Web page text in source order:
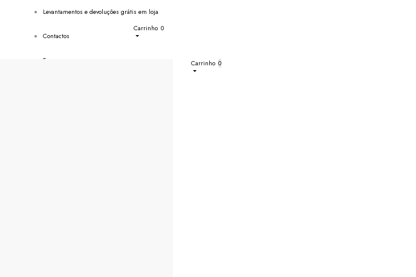
Levantamentos e devoluções grátis em loja
Contactos
Faq
Carrinho 0
Carrinho 0